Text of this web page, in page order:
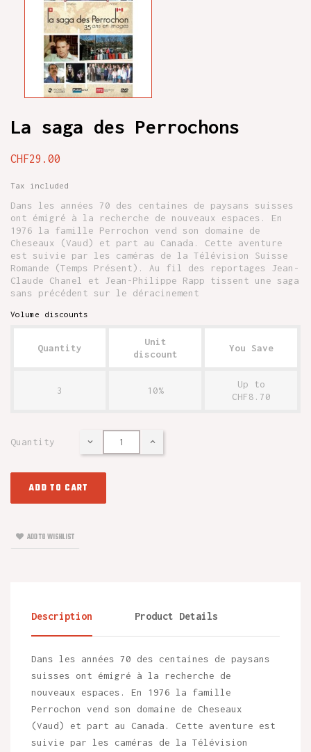
La saga des Perrochons
CHF29.00
Tax included
Dans les années 70 des centaines de paysans suisses
ont émigré à la recherche de nouveaux espaces. En
1976 la famille Perrochon vend son domaine de
Cheseaux (Vaud) et part au Canada. Cette aventure
est suivie par les caméras de la Télévision Suisse
Romande (Temps Présent). Au fil des reportages Jean-
Claude Chanel et Jean-Philippe Rapp tissent une saga
sans précédent sur le déracinement
Volume discounts
Quantity
Unit
discount
You Save
3 10%
Up to
CHF8.70
Quantity
ADD TO CART
ADD TO WISHLIST
Description Product Details
Dans les années 70 des centaines de paysans
suisses ont émigré à la recherche de
nouveaux espaces. En 1976 la famille
Perrochon vend son domaine de Cheseaux
(Vaud) et part au Canada. Cette aventure est
suivie par les caméras de la Télévision